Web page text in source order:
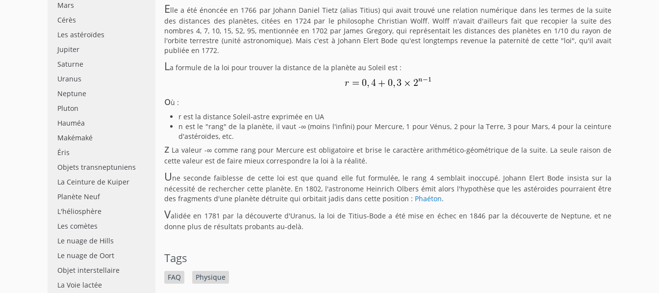
Mars
Cérès
Les astéroïdes
Jupiter
Saturne
Uranus
Neptune
Pluton
Hauméa
Makémaké
Éris
Objets transneptuniens
La Ceinture de Kuiper
Planète Neuf
L'héliosphère
Les comètes
Le nuage de Hills
Le nuage de Oort
Objet interstellaire
La Voie lactée
Elle a été énoncée en 1766 par Johann Daniel Tietz (alias Titius) qui avait trouvé une relation numérique dans les termes de la suite
des distances des planètes, citées en 1724 par le philosophe Christian Wolff. Wolff n'avait d'ailleurs fait que recopier la suite des
nombres 4, 7, 10, 15, 52, 95, mentionnée en 1702 par James Gregory, qui représentait les distances des planètes en 1/10 du rayon de
l'orbite terrestre (unité astronomique). Mais c'est à Johann Elert Bode qu'est longtemps revenue la paternité de cette "loi", qu'il avait
publiée en 1772.
La formule de la loi pour trouver la distance de la planète au Soleil est :
où :
r est la distance Soleil-astre exprimée en UA
n est le "rang" de la planète, il vaut -∞ (moins l'infini) pour Mercure, 1 pour Vénus, 2 pour la Terre, 3 pour Mars, 4 pour la ceinture
d'astéroïdes, etc.
z La valeur -∞ comme rang pour Mercure est obligatoire et brise le caractère arithmético-géométrique de la suite. La seule raison de
cette valeur est de faire mieux correspondre la loi à la réalité.
Une seconde faiblesse de cette loi est que quand elle fut formulée, le rang 4 semblait inoccupé. Johann Elert Bode insista sur la
nécessité de rechercher cette planète. En 1802, l'astronome Heinrich Olbers émit alors l'hypothèse que les astéroïdes pourraient être
des fragments d'une planète détruite qui orbitait jadis dans cette position : Phaéton.
Validée en 1781 par la découverte d'Uranus, la loi de Titius-Bode a été mise en échec en 1846 par la découverte de Neptune, et ne
donne plus de résultats probants au-delà.
Tags
FAQ Physique